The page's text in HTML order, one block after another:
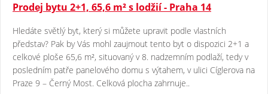
Prodej bytu 2+1, 65,6 m² s lodžií - Praha 14
Hledáte světlý byt, který si můžete upravit podle vlastních
představ? Pak by Vás mohl zaujmout tento byt o dispozici 2+1 a
celkové ploše 65,6 m², situovaný v 8. nadzemním podlaží, tedy v
posledním patře panelového domu s výtahem, v ulici Cíglerova na
Praze 9 – Černý Most. Celková plocha zahrnuje..